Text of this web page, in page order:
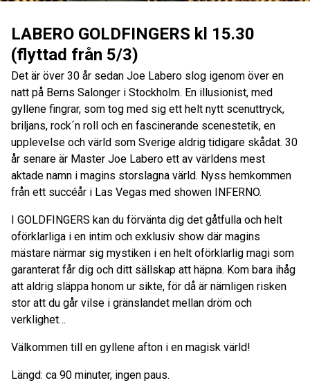
LABERO GOLDFINGERS kl 15.30
(flyttad från 5/3)
Det är över 30 år sedan Joe Labero slog igenom över en
natt på Berns Salonger i Stockholm. En illusionist, med
gyllene fingrar, som tog med sig ett helt nytt scenuttryck,
briljans, rock´n roll och en fascinerande scenestetik, en
upplevelse och värld som Sverige aldrig tidigare skådat. 30
år senare är Master Joe Labero ett av världens mest
aktade namn i magins storslagna värld. Nyss hemkommen
från ett succéår i Las Vegas med showen INFERNO.
I GOLDFINGERS kan du förvänta dig det gåtfulla och helt
oförklarliga i en intim och exklusiv show där magins
mästare närmar sig mystiken i en helt oförklarlig magi som
garanterat får dig och ditt sällskap att häpna. Kom bara ihåg
att aldrig släppa honom ur sikte, för då är nämligen risken
stor att du går vilse i gränslandet mellan dröm och
verklighet…
Välkommen till en gyllene afton i en magisk värld!
Längd: ca 90 minuter, ingen paus.